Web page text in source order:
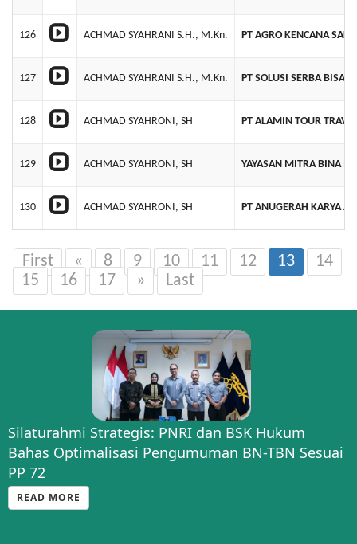
126 ACHMAD SYAHRANI S.H., M.Kn. PT AGRO KENCANA
127 ACHMAD SYAHRANI S.H., M.Kn. PT SOLUSI SERBA BISA
128 ACHMAD SYAHRONI, SH PT ALAMIN TOUR TRAVEL
129 ACHMAD SYAHRONI, SH YAYASAN MITRA BINA
130 ACHMAD SYAHRONI, SH PT ANUGERAH KARYA
First « 8 9 10 11 12 13
14
15
16 17 » Last
Silaturahmi Strategis: PNRI dan BSK Hukum
Bahas Optimalisasi Pengumuman BN-TBN Sesuai
PP 72
READ MORE